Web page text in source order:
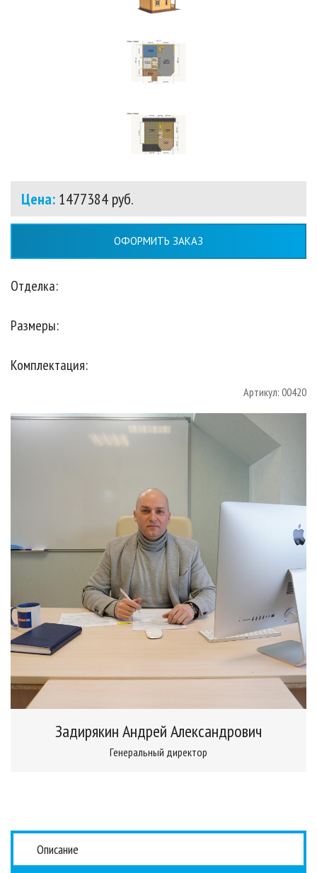
Цена: 1477384 руб.
ОФОРМИТЬ ЗАКАЗ
Отделка:
Размеры:
Комплектация:
Артикул: 00420
Задирякин Андрей Александрович
Генеральный директор
Описание